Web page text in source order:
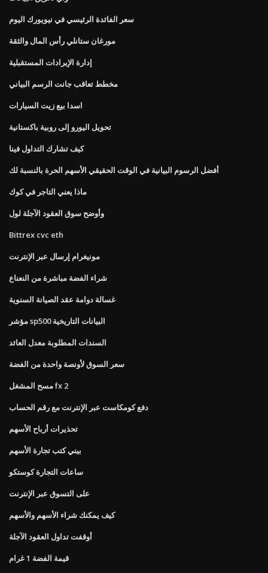
سعر الفائدة الرئيسي في نيويورك اليوم
مورغان ستانلي رأس المال والثقة
إدارة الإيرادات المستقبلية
مخطط تعاقب جانت الرسم البياني
اسدا بيع زيت السيارات
تحويل اليورو إلى روبية باكستانية
كيف تشارك التداول فينا
أفضل الرسوم البيانية في الوقت الحقيقي الأسهم الحرة بالنسبة لك
ماذا يعني التاجر في كوك
وأوضح سوق العقود الآجلة لول
Bittrex cvc eth
مونيغرام إرسال عبر الإنترنت
شراء الفضة مباشرة من النعناع
غسالة دوامة عقد الصيانة السنوية
مؤشر sp500 البيانات التاريخية
السندات المطلوبة معدل العائد
سعر السوق لأونصة واحدة من الفضة
مسح المشغل fx 2
دفع كومكاست عبر الإنترنت مع رقم الحساب
تحذيرات أرباح الأسهم
بيني كتب تجارة الأسهم
ساعات التجارة كوستكو
على التسوق عبر الإنترنت
كيف يمكنك شراء الأسهم والأسهم
أوقفت تداول العقود الآجلة
قيمة الفضة 1 غرام